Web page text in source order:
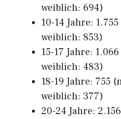
weiblich: 694)
10-14 Jahre:
weiblich: 853)
15-17 Jahre:
weiblich: 483)
18-19 Jahre: 755
weiblich: 377)
20-24 Jahre: